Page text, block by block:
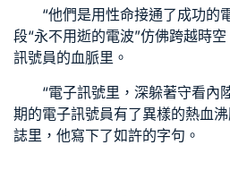
“他們是用性命接通了成功的
段“永不用逝的電波”仿佛跨越時
訊號員的血脈里。
“電子訊號里，深躲著守看內
期的電子訊號員有了異樣的熱血
誌里，他寫下了如許的字句。